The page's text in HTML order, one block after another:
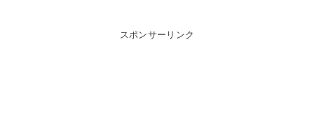
スポンサーリンク